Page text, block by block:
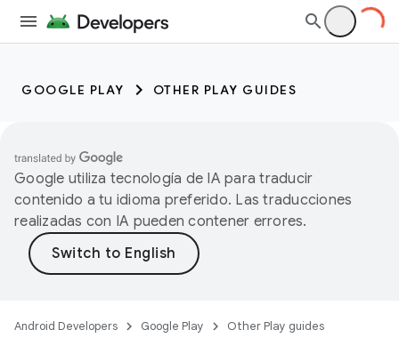
GOOGLE PLAY OTHER PLAY GUIDES
Google utiliza tecnología de IA para traducir
contenido a tu idioma preferido. Las traducciones
realizadas con IA pueden contener errores.
Android Developers Google Play Other Play guides